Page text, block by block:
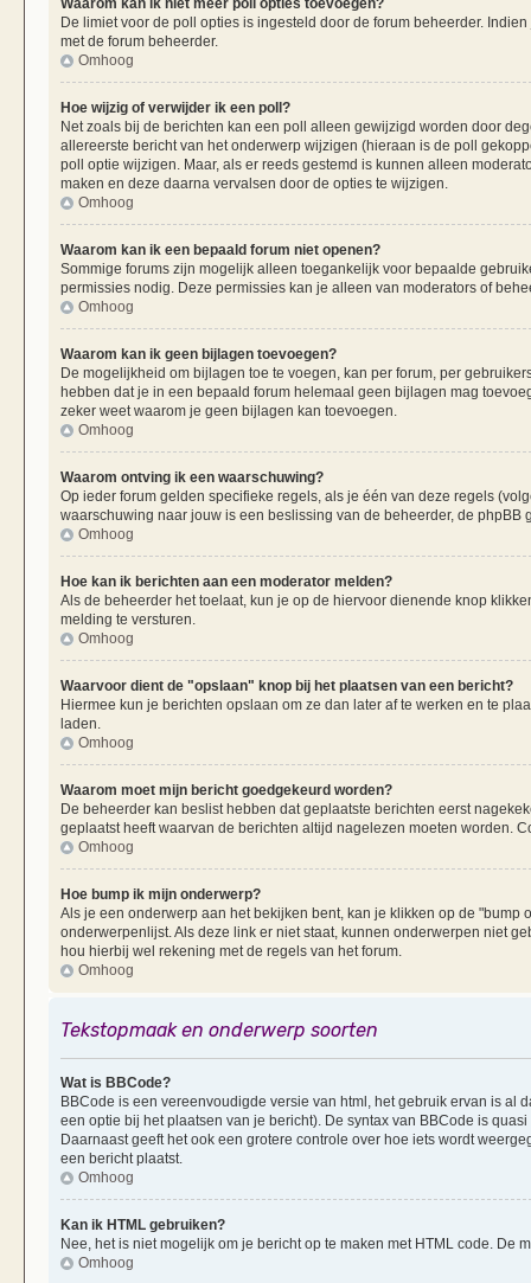
De limiet voor de poll opties is ingesteld door de forum beheerder.
met de forum beheerder.
Omhoog
Hoe wijzig of verwijder ik een poll?
Net zoals bij de berichten kan een poll alleen gewijzigd worden door
allereerste bericht van het onderwerp wijzigen (hieraan is de poll
poll optie wijzigen. Maar, als er reeds gestemd is kunnen alleen
maken en deze daarna vervalsen door de opties te wijzigen.
Omhoog
Waarom kan ik een bepaald forum niet openen?
Sommige forums zijn mogelijk alleen toegankelijk voor bepaalde
permissies nodig. Deze permissies kan je alleen van moderators of
Omhoog
Waarom kan ik geen bijlagen toevoegen?
De mogelijkheid om bijlagen toe te voegen, kan per forum, per
hebben dat je in een bepaald forum helemaal geen bijlagen mag
zeker weet waarom je geen bijlagen kan toevoegen.
Omhoog
Waarom ontving ik een waarschuwing?
Op ieder forum gelden specifieke regels, als je één van deze regels
waarschuwing naar jouw is een beslissing van de beheerder, de phpBB
Omhoog
Hoe kan ik berichten aan een moderator melden?
Als de beheerder het toelaat, kun je op de hiervoor dienende knop
melding te versturen.
Omhoog
Waarvoor dient de "opslaan" knop bij het plaatsen van een bericht?
Hiermee kun je berichten opslaan om ze dan later af te werken en te
laden.
Omhoog
Waarom moet mijn bericht goedgekeurd worden?
De beheerder kan beslist hebben dat geplaatste berichten eerst
geplaatst heeft waarvan de berichten altijd nagelezen moeten worden.
Omhoog
Hoe bump ik mijn onderwerp?
Als je een onderwerp aan het bekijken bent, kan je klikken op de
onderwerpenlijst. Als deze link er niet staat, kunnen onderwerpen niet
hou hierbij wel rekening met de regels van het forum.
Omhoog
Tekstopmaak en onderwerp soorten
Wat is BBCode?
BBCode is een vereenvoudigde versie van html, het gebruik ervan is al
een optie bij het plaatsen van je bericht). De syntax van BBCode is
Daarnaast geeft het ook een grotere controle over hoe iets wordt
een bericht plaatst.
Omhoog
Kan ik HTML gebruiken?
Nee, het is niet mogelijk om je bericht op te maken met HTML code.
Omhoog